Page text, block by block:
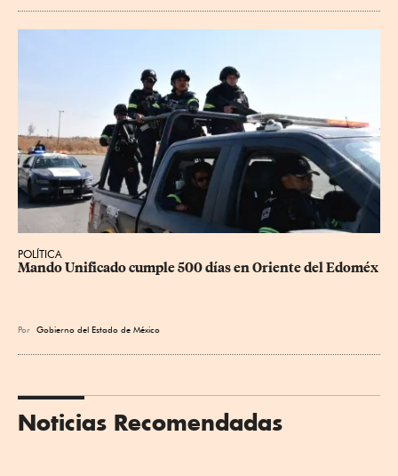
POLÍTICA
Mando Unificado cumple 500 días en Oriente del Edoméx
Por Gobierno del Estado de México
Noticias Recomendadas